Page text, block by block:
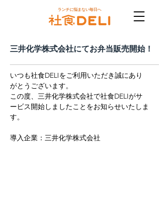
ランチに悩まない毎日へ
三井化学株式会社にてお弁当販売開始！
いつも社食DELIをご利用いただき誠にあり
がとうございます。
この度、三井化学株式会社で社食DELIがサ
ービス開始しましたことをお知らせいたしま
す。
導入企業：三井化学株式会社